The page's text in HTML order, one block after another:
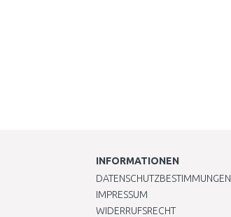
INFORMATIONEN
DATENSCHUTZBESTIMMUNGEN
IMPRESSUM
WIDERRUFSRECHT